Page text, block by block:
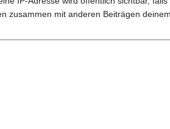
zusammen mit anderen Beiträgen